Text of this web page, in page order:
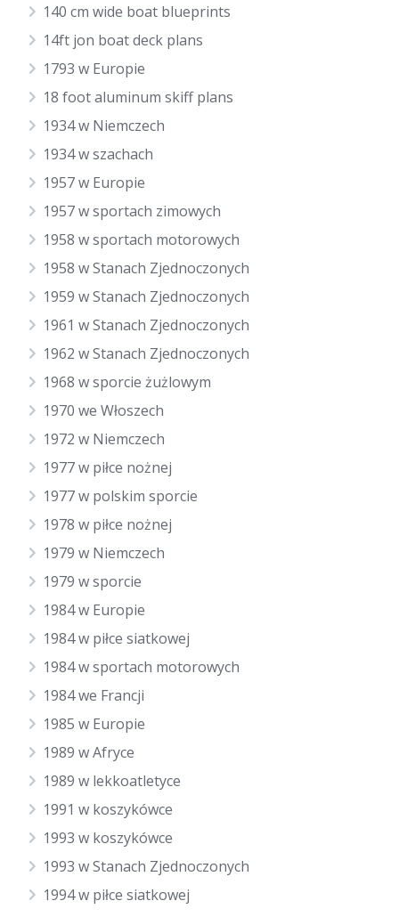
140 cm wide boat blueprints
14ft jon boat deck plans
1793 w Europie
18 foot aluminum skiff plans
1934 w Niemczech
1934 w szachach
1957 w Europie
1957 w sportach zimowych
1958 w sportach motorowych
1958 w Stanach Zjednoczonych
1959 w Stanach Zjednoczonych
1961 w Stanach Zjednoczonych
1962 w Stanach Zjednoczonych
1968 w sporcie żużlowym
1970 we Włoszech
1972 w Niemczech
1977 w piłce nożnej
1977 w polskim sporcie
1978 w piłce nożnej
1979 w Niemczech
1979 w sporcie
1984 w Europie
1984 w piłce siatkowej
1984 w sportach motorowych
1984 we Francji
1985 w Europie
1989 w Afryce
1989 w lekkoatletyce
1991 w koszykówce
1993 w koszykówce
1993 w Stanach Zjednoczonych
1994 w piłce siatkowej